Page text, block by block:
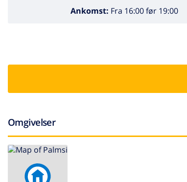
Ankomst: Fra 16:00 før 19:00
Omgivelser